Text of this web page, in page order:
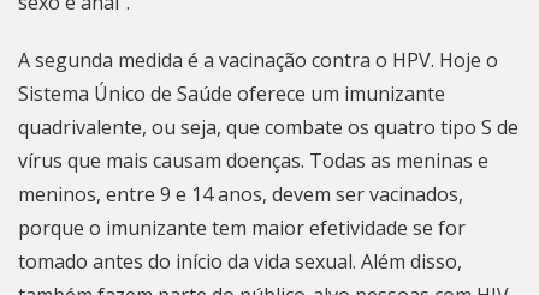
A segunda medida é a vacinação contra o HPV. Hoje o
Sistema Único de Saúde oferece um imunizante
quadrivalente, ou seja, que combate os quatro tipo S de
vírus que mais causam doenças. Todas as meninas e
meninos, entre 9 e 14 anos, devem ser vacinados,
porque o imunizante tem maior efetividade se for
tomado antes do início da vida sexual. Além disso,